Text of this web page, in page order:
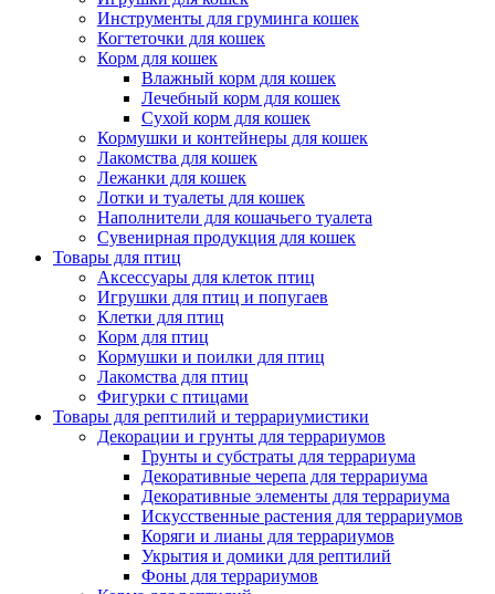
Инструменты для груминга кошек
Когтеточки для кошек
Корм для кошек
Влажный корм для кошек
Лечебный корм для кошек
Сухой корм для кошек
Кормушки и контейнеры для кошек
Лакомства для кошек
Лежанки для кошек
Лотки и туалеты для кошек
Наполнители для кошачьего туалета
Сувенирная продукция для кошек
Товары для птиц
Аксессуары для клеток птиц
Игрушки для птиц и попугаев
Клетки для птиц
Корм для птиц
Кормушки и поилки для птиц
Лакомства для птиц
Фигурки с птицами
Товары для рептилий и террариумистики
Декорации и грунты для террариумов
Грунты и субстраты для террариума
Декоративные черепа для террариума
Декоративные элементы для террариума
Искусственные растения для террариумов
Коряги и лианы для террариумов
Укрытия и домики для рептилий
Фоны для террариумов